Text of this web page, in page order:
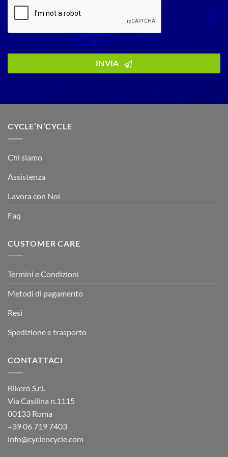
INVIA
CYCLE’N’CYCLE
Chi siamo
Assistenza
Lavora con Noi
Faq
CUSTOMER CARE
Termini e Condizioni
Metodi di pagamento
Resi
Spedizione e trasporto
CONTATTACI
Bikerò S.r.l.
Via Casilina n.1115
00133 Roma
+3906 719 7403
info@cyclencycle.com